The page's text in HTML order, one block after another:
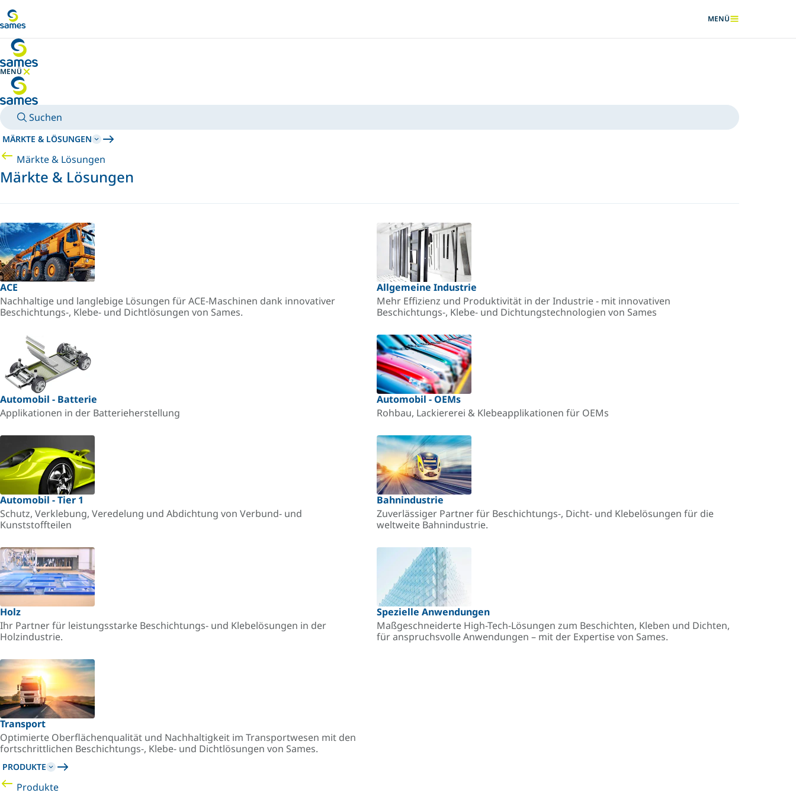
ANZEIGEN
MENÜ
MENÜ
MENÜ AUSBLENDEN
Suchen
MÄRKTE & LÖSUNGEN
Märkte & Lösungen
Märkte & Lösungen
ACE
Nachhaltige und langlebige Lösungen für ACE-Maschinen dank innovativer
Beschichtungs-, Klebe- und Dichtlösungen von Sames.
Allgemeine Industrie
Mehr Effizienz und Produktivität in der Industrie - mit innovativen
Beschichtungs-, Klebe- und Dichtungstechnologien von Sames
Automobil - Batterie
Applikationen in der Batterieherstellung
Automobil - OEMs
Rohbau, Lackiererei & Klebeapplikationen für OEMs
Automobil - Tier 1
Schutz, Verklebung, Veredelung und Abdichtung von Verbund- und
Kunststoffteilen
Bahnindustrie
Zuverlässiger Partner für Beschichtungs-, Dicht- und Klebelösungen für die
weltweite Bahnindustrie.
Holz
Ihr Partner für leistungsstarke Beschichtungs- und Klebelösungen in der
Holzindustrie.
Spezielle Anwendungen
Maßgeschneiderte High-Tech-Lösungen zum Beschichten, Kleben und Dichten,
für anspruchsvolle Anwendungen – mit der Expertise von Sames.
Transport
Optimierte Oberflächenqualität und Nachhaltigkeit im Transportwesen mit den
fortschrittlichen Beschichtungs-, Klebe- und Dichtlösungen von Sames.
PRODUKTE
Produkte